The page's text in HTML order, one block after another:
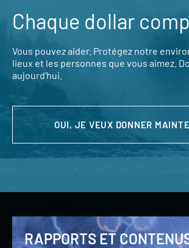
Chaque dollar
Vous pouvez aider. Protégez notre
lieux et les personnes que vous aimez.
aujourd’hui.
OUI, JE VEUX DONNER
RAPPORTS ET